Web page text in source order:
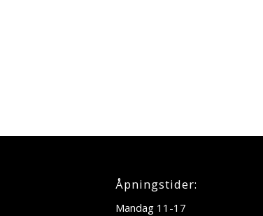
Åpningstider:
Mandag 11-17